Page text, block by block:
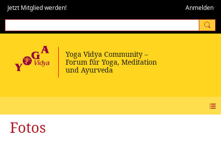
Jetzt Mitglied werden! Anmelden
Fotos